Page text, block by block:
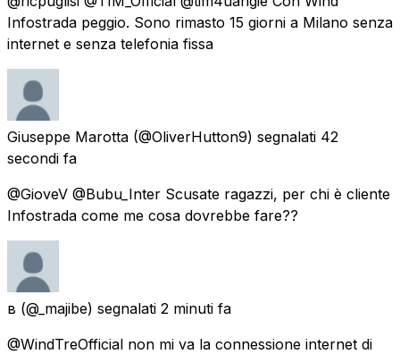
Infostrada peggio. Sono rimasto 15 giorni a Milano senza
internet e senza telefonia fissa
Giuseppe Marotta (@OliverHutton9) segnalati 42
secondi fa
@GioveV @Bubu_Inter Scusate ragazzi, per chi è cliente
Infostrada come me cosa dovrebbe fare??
в (@_majibe) segnalati 2 minuti fa
@WindTreOfficial non mi va la connessione internet di